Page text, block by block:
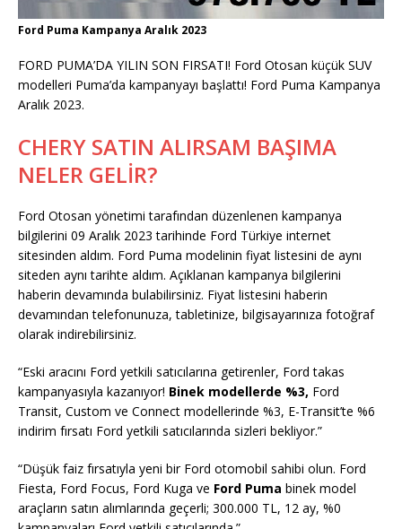
Ford Puma Kampanya Aralık 2023
FORD PUMA’DA YILIN SON FIRSATI! Ford Otosan küçük SUV
modelleri Puma’da kampanyayı başlattı! Ford Puma Kampanya
Aralık 2023.
CHERY SATIN ALIRSAM BAŞIMA
NELER GELİR?
Ford Otosan yönetimi tarafından düzenlenen kampanya
bilgilerini 09 Aralık 2023 tarihinde Ford Türkiye internet
sitesinden aldım. Ford Puma modelinin fiyat listesini de aynı
siteden aynı tarihte aldım. Açıklanan kampanya bilgilerini
haberin devamında bulabilirsiniz. Fiyat listesini haberin
devamından telefonunuza, tabletinize, bilgisayarınıza fotoğraf
olarak indirebilirsiniz.
“Eski aracını Ford yetkili satıcılarına getirenler, Ford takas
kampanyasıyla kazanıyor! Binek modellerde %3, Ford
Transit, Custom ve Connect modellerinde %3, E-Transit’te %6
indirim fırsatı Ford yetkili satıcılarında sizleri bekliyor.”
“Düşük faiz fırsatıyla yeni bir Ford otomobil sahibi olun. Ford
Fiesta, Ford Focus, Ford Kuga ve Ford Puma binek model
araçların satın alımlarında geçerli; 300.000 TL, 12 ay, %0